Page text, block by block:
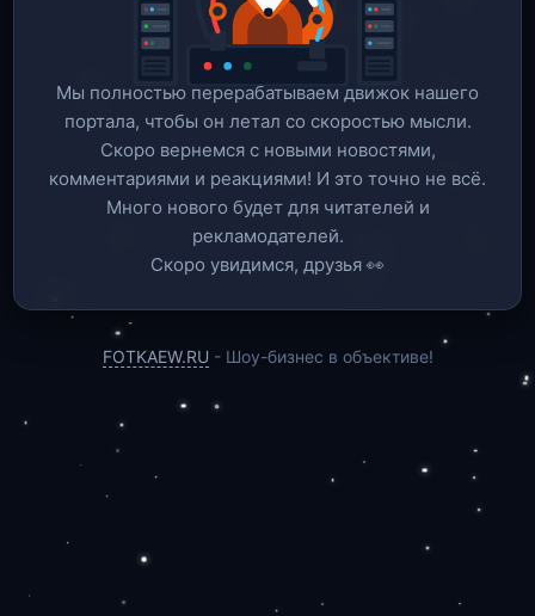
Мы полностью перерабатываем движок нашего
портала, чтобы он летал со скоростью мысли.
Скоро вернемся c новыми новостями,
комментариями и реакциями! И это точно не всё.
Много нового будет для читателей и
рекламодателей.
Скоро увидимся, друзья 👀
FOTKAEW.RU - Шоу-бизнес в объективе!